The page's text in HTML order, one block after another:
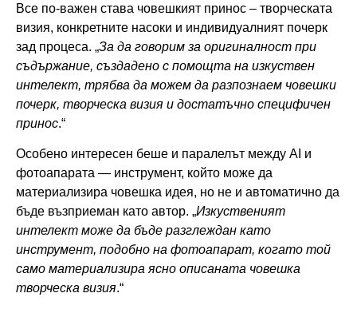
Все по-важен става човешкият принос – творческата
визия, конкретните насоки и индивидуалният почерк
зад процеса. „За да говорим за оригиналност при
съдържание, създадено с помощта на изкуствен
интелект, трябва да можем да разпознаем човешки
почерк, творческа визия и достатъчно специфичен
принос.“
Особено интересен беше и паралелът между AI и
фотоапарата — инструмент, който може да
материализира човешка идея, но не и автоматично да
бъде възприеман като автор. „Изкуственият
интелект може да бъде разглеждан като
инструмент, подобно на фотоапарат, когато той
само материализира ясно описаната човешка
творческа визия.“